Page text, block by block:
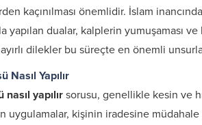
kaçınılması önemlidir. İslam
yapılan dualar, kalplerin yumuşaması
dilekler bu süreçte en önemli
Nasıl Yapılır
yapılır sorusu, genellikle kesin ve
uygulamalar, kişinin iradesine